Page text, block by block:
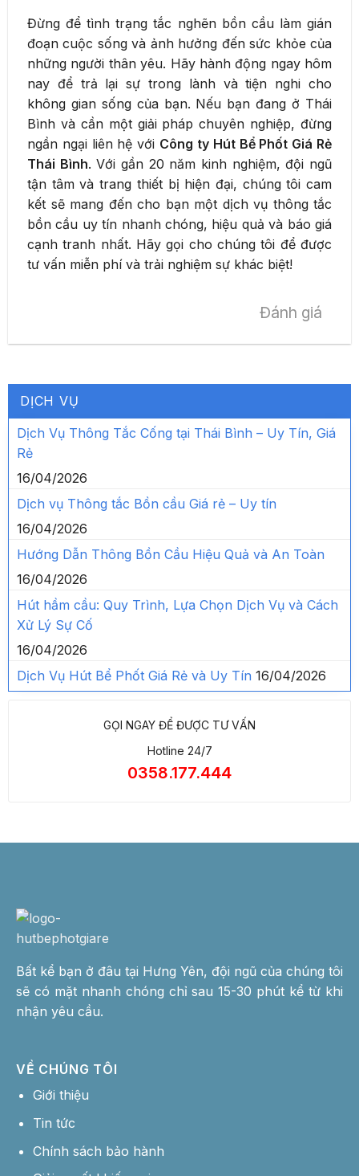
Đừng để tình trạng tắc nghẽn bồn cầu làm gián
đoạn cuộc sống và ảnh hưởng đến sức khỏe của
những người thân yêu. Hãy hành động ngay hôm
nay để trả lại sự trong lành và tiện nghi cho
không gian sống của bạn. Nếu bạn đang ở Thái
Bình và cần một giải pháp chuyên nghiệp, đừng
ngần ngại liên hệ với Công ty Hút Bể Phốt Giá Rẻ
Thái Bình. Với gần 20 năm kinh nghiệm, đội ngũ
tận tâm và trang thiết bị hiện đại, chúng tôi cam
kết sẽ mang đến cho bạn một dịch vụ thông tắc
bồn cầu uy tín nhanh chóng, hiệu quả và báo giá
cạnh tranh nhất. Hãy gọi cho chúng tôi để được
tư vấn miễn phí và trải nghiệm sự khác biệt!
Đánh giá
DỊCH VỤ
Dịch Vụ Thông Tắc Cống tại Thái Bình – Uy Tín, Giá
Rẻ
16/04/2026
Dịch vụ Thông tắc Bồn cầu Giá rẻ – Uy tín
16/04/2026
Hướng Dẫn Thông Bồn Cầu Hiệu Quả và An Toàn
16/04/2026
Hút hầm cầu: Quy Trình, Lựa Chọn Dịch Vụ và Cách
Xử Lý Sự Cố
16/04/2026
Dịch Vụ Hút Bể Phốt Giá Rẻ và Uy Tín 16/04/2026
GỌI NGAY ĐỂ ĐƯỢC TƯ VẤN
Hotline 24/7
0358.177.444
Bất kể bạn ở đâu tại Hưng Yên, đội ngũ của chúng tôi
sẽ có mặt nhanh chóng chỉ sau 15-30 phút kể từ khi
nhận yêu cầu.
VỀ CHÚNG TÔI
Giới thiệu
Tin tức
Chính sách bảo hành